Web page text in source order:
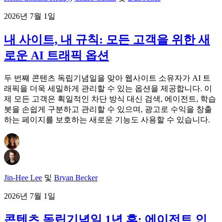
2026년 7월 1일
내 사이트, 내 규칙: 모든 고객을 위한 새
로운 AI 트래픽 옵션
두 번째 콘텐츠 독립기념일을 맞아 웹사이트 소유자가 AI 트
래픽을 더욱 세밀하게 관리할 수 있는 옵션을 제공합니다. 이
제 모든 고객은 획일적인 차단 방식 대신 검색, 에이전트, 학습
봇을 손쉽게 구분하고 관리할 수 있으며, 광고로 수익을 창출
하는 페이지를 보호하는 새로운 기능도 사용할 수 있습니다.
Jin-Hee Lee 및 Bryan Becker
2026년 7월 1일
콘텐츠 독립기념일 1년 후: 에이전트 인